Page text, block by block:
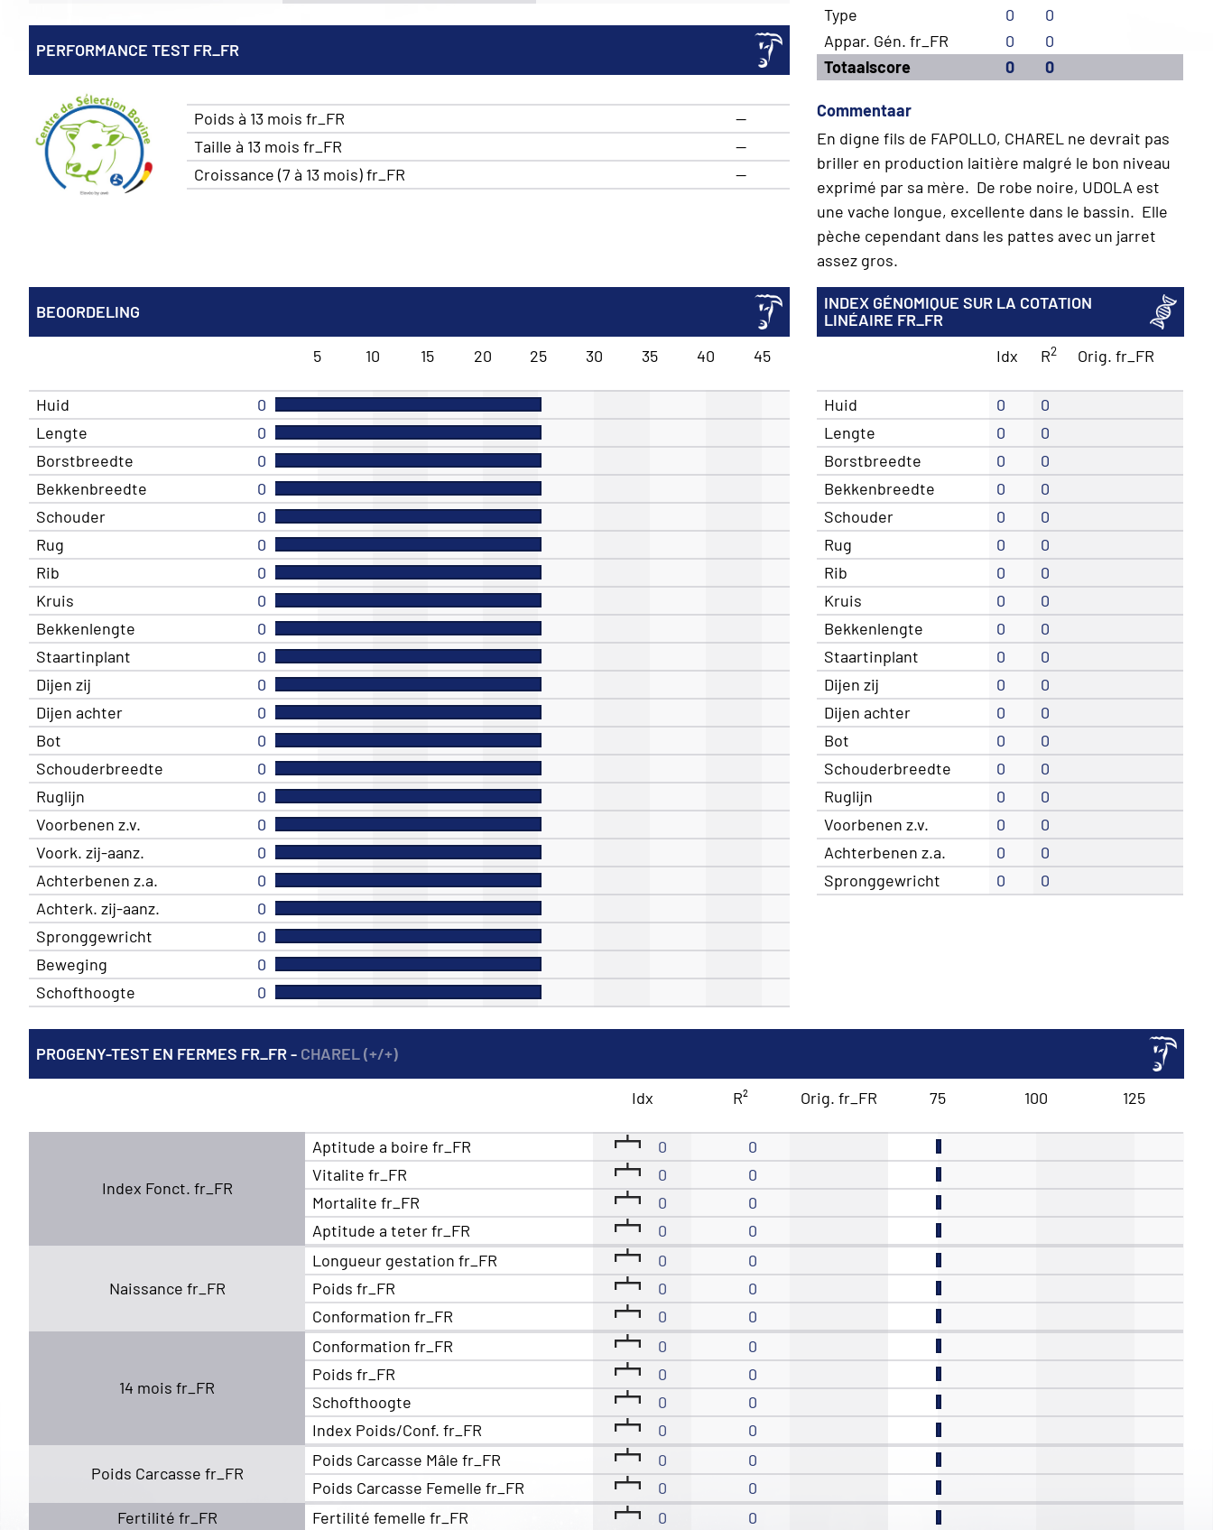
PERFORMANCE TEST FR_FR
Poids à 13 mois fr_FR
—
Taille à 13 mois fr_FR
—
Croissance (7 à 13 mois) fr_FR
—
Type
0
0
Appar. Gén. fr_FR
0
0
Totaalscore
0 0
Commentaar
En digne fils de FAPOLLO, CHAREL ne devrait pas
briller en production laitière malgré le bon niveau
exprimé par sa mère. De robe noire, UDOLA est
une vache longue, excellente dans le bassin. Elle
pèche cependant dans les pattes avec un jarret
assez gros.
BEOORDELING
5 10 15 20 25 30 35 40 45
Huid
0
Lengte
0
Borstbreedte
0
Bekkenbreedte
0
Schouder
0
Rug
0
Rib
0
Kruis
0
Bekkenlengte
0
Staartinplant
0
Dijen zij
0
Dijen achter
0
Bot
0
Schouderbreedte
0
Ruglijn
0
Voorbenen z.v.
0
Voork. zij-aanz.
0
Achterbenen z.a.
0
Achterk. zij-aanz.
0
Spronggewricht
0
Beweging
0
Schofthoogte
0
INDEX GÉNOMIQUE SUR LA COTATION
LINÉAIRE FR_FR
Idx
R2 Orig. fr_FR
Huid 0
0
Lengte
0
0
Borstbreedte
0
0
Bekkenbreedte
0
0
Schouder
0
0
Rug
0
0
Rib
0
0
Kruis
0
0
Bekkenlengte
0
0
Staartinplant
0
0
Dijen zij
0
0
Dijen achter
0
0
Bot
0
0
Schouderbreedte
0
0
Ruglijn
0
0
Voorbenen z.v.
0
0
Achterbenen z.a.
0
0
Spronggewricht
0 0
PROGENY-TEST EN FERMES FR_FR - CHAREL (+/+)
Idx R² Orig. fr_FR 75 100 125
Index Fonct. fr_FR
Aptitude a boire fr_FR 0
0
Vitalite fr_FR
0
0
Mortalite fr_FR
0
0
Aptitude a teter fr_FR
0 0
Naissance fr_FR
Longueur gestation fr_FR 0
0
Poids fr_FR
0
0
Conformation fr_FR
0 0
14 mois fr_FR
Conformation fr_FR 0
0
Poids fr_FR
0
0
Schofthoogte
0
0
Index Poids/Conf. fr_FR
0 0
Poids Carcasse fr_FR
Poids Carcasse Mâle fr_FR 0
0
Poids Carcasse Femelle fr_FR
0
0
Fertilité fr_FR
Fertilité femelle fr_FR 0 0